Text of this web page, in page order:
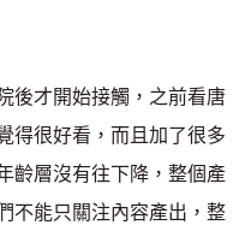
後才開始接觸，之前看唐
得很好看，而且加了很多
齡層沒有往下降，整個產
不能只關注內容產出，整